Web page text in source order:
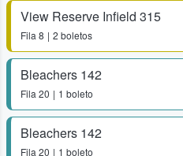
View Reserve Infield 315
Fila 8 2 boletos
Bleachers 142
Fila 20 1 boleto
Bleachers 142
Fila 20 1 boleto